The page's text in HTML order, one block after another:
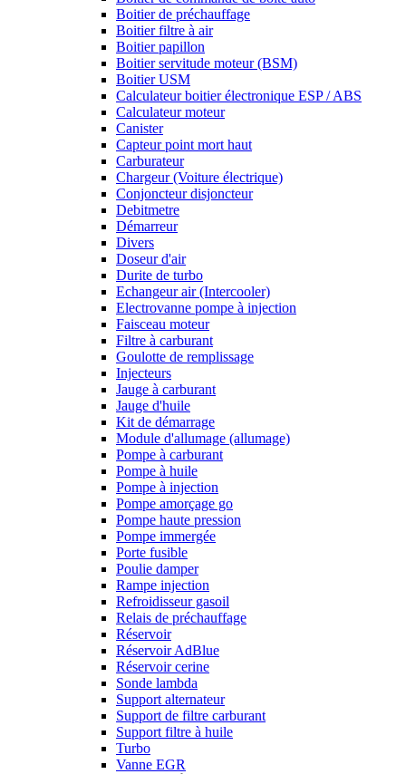
Boitier de préchauffage
Boitier filtre à air
Boitier papillon
Boitier servitude moteur (BSM)
Boitier USM
Calculateur boitier électronique ESP / ABS
Calculateur moteur
Canister
Capteur point mort haut
Carburateur
Chargeur (Voiture électrique)
Conjoncteur disjoncteur
Debitmetre
Démarreur
Divers
Doseur d'air
Durite de turbo
Echangeur air (Intercooler)
Electrovanne pompe à injection
Faisceau moteur
Filtre à carburant
Goulotte de remplissage
Injecteurs
Jauge à carburant
Jauge d'huile
Kit de démarrage
Module d'allumage (allumage)
Pompe à carburant
Pompe à huile
Pompe à injection
Pompe amorçage go
Pompe haute pression
Pompe immergée
Porte fusible
Poulie damper
Rampe injection
Refroidisseur gasoil
Relais de préchauffage
Réservoir
Réservoir AdBlue
Réservoir cerine
Sonde lambda
Support alternateur
Support de filtre carburant
Support filtre à huile
Turbo
Vanne EGR